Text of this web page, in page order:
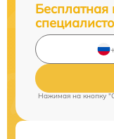
Бесплатная
Нажимая на кнопку